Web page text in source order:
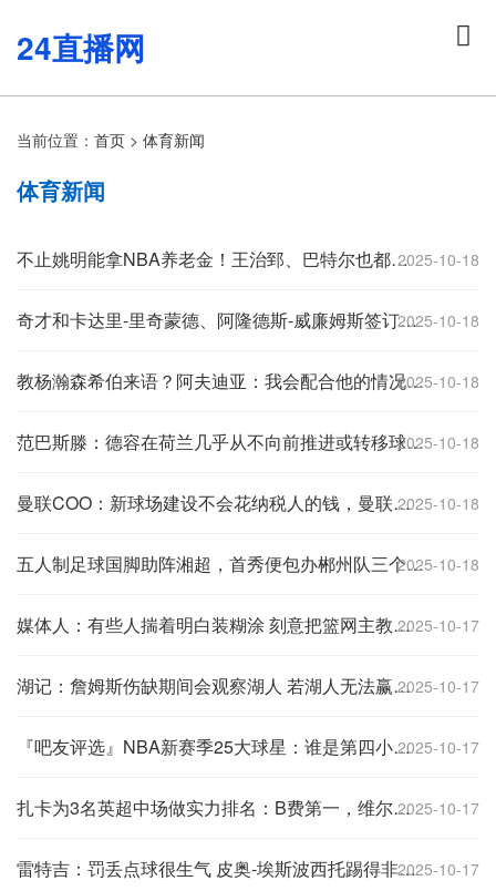
24直播网
当前位置： 首页 > 体育新闻
体育新闻
不止姚明能拿NBA养老金！王治郅、巴特尔也都符合领取标准
2025-10-18
奇才和卡达里-里奇蒙德、阿隆德斯-威廉姆斯签订Exhibit 10合同
2025-10-18
教杨瀚森希伯来语？阿夫迪亚：我会配合他的情况 先帮他学好英语
2025-10-18
范巴斯滕：德容在荷兰几乎从不向前推进或转移球，这令人失望
2025-10-18
曼联COO：新球场建设不会花纳税人的钱，曼联自行承担20亿镑费用
2025-10-18
五人制足球国脚助阵湘超，首秀便包办郴州队三个进球
2025-10-18
媒体人：有些人揣着明白装糊涂 刻意把篮网主教练形容成一个恶人
2025-10-17
湖记：詹姆斯伤缺期间会观察湖人 若湖人无法赢球他可能会离开
2025-10-17
『吧友评选』NBA新赛季25大球星：谁是第四小前锋？
2025-10-17
扎卡为3名英超中场做实力排名：B费第一，维尔茨第二，帕尔默第三
2025-10-17
雷特吉：罚丢点球很生气 皮奥-埃斯波西托踢得非常好
2025-10-17